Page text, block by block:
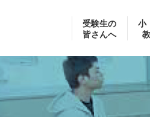
受験生の
皆さんへ
小